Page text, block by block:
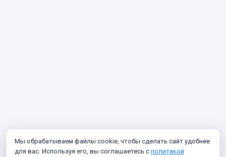
Мы обрабатываем файлы cookie, чтобы сделать сайт удобнее
для вас. Используя его, вы соглашаетесь с политикой